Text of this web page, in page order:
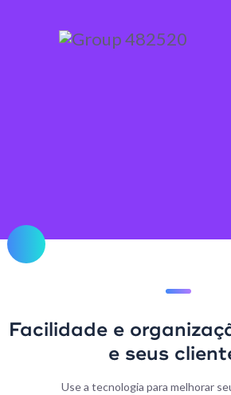
Facilidade e
e seus
Use a tecnologia para melhorar